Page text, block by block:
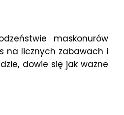
maskonurów
na licznych zabawach i
dowie się jak ważne